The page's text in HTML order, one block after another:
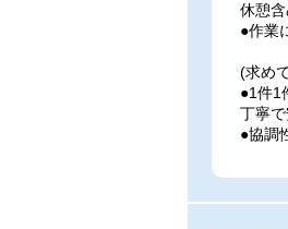
休憩
●作業
(求め
●1件1
丁寧
●協調